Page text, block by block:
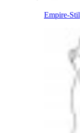
Empire-Stil